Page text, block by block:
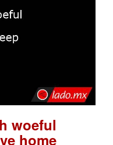
woeful
home